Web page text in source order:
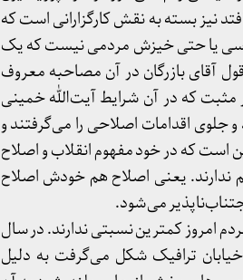
نیز بسته به نقش کارگزارانی است که
سیاسی یا حتی خیزش مردمی نیست که یک
آقای بازرگان در آن مصاحبه معروف
مثبت که در آن شرایط آیت‌الله خمینی
جلوی اقدامات اصلاحی را می‌گرفتند و
است که در خود مفهوم انقلاب و اصلاح
ندارند. یعنی اصلاح هم خودش اصلاح
می‌شود.
سال 56 و 57 مردمی بودند که با مردم امروز کمترین نسبتی ندارند. در سال
خیابان ترافیک شکل می‌گرفت به دلیل